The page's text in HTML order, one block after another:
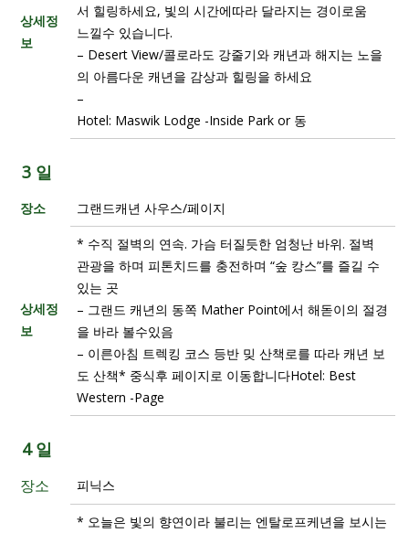
상세정
보
서 힐링하세요, 빛의 시간에따라 달라지는 경이로움
느낄수 있습니다.
– Desert View/콜로라도 강줄기와 캐년과 해지는 노을
의 아름다운 캐년을 감상과 힐링을 하세요
–
Hotel: Maswik Lodge -Inside Park or 동
3 일
장소 그랜드캐년 사우스/페이지
상세정
보
* 수직 절벽의 연속. 가슴 터질듯한 엄청난 바위. 절벽
관광을 하며 피톤치드를 충전하며 “숲 캉스”를 즐길 수
있는 곳
– 그랜드 캐년의 동쪽 Mather Point에서 해돋이의 절경
을 바라 볼수있음
– 이른아침 트렉킹 코스 등반 밎 산책로를 따라 캐년 보
도 산책* 중식후 페이지로 이동합니다Hotel: Best
Western -Page
4 일
장소 피닉스
* 오늘은 빛의 향연이라 불리는 엔탈로프케년을 보시는